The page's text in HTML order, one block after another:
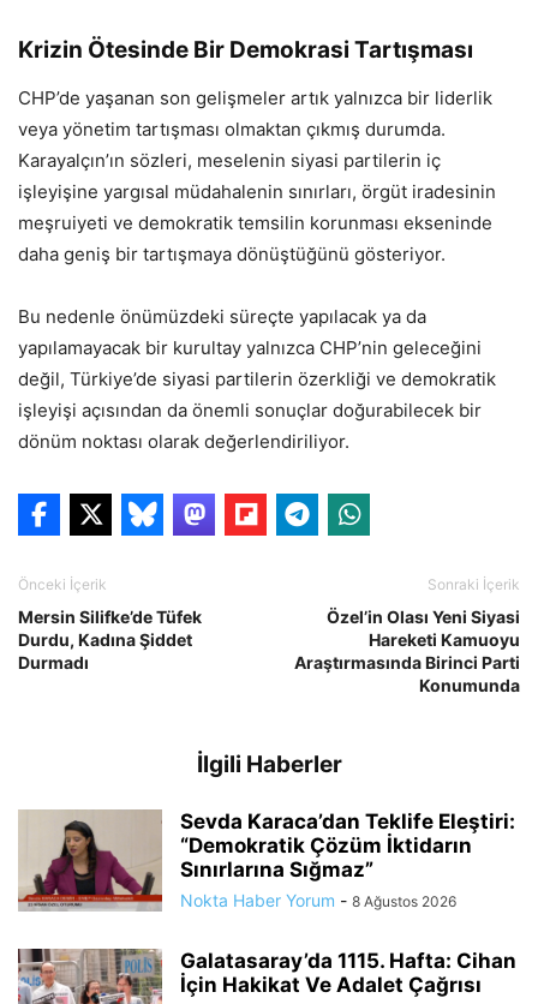
Krizin Ötesinde Bir Demokrasi Tartışması
CHP’de yaşanan son gelişmeler artık yalnızca bir liderlik
veya yönetim tartışması olmaktan çıkmış durumda.
Karayalçın’ın sözleri, meselenin siyasi partilerin iç
işleyişine yargısal müdahalenin sınırları, örgüt iradesinin
meşruiyeti ve demokratik temsilin korunması ekseninde
daha geniş bir tartışmaya dönüştüğünü gösteriyor.
Bu nedenle önümüzdeki süreçte yapılacak ya da
yapılamayacak bir kurultay yalnızca CHP’nin geleceğini
değil, Türkiye’de siyasi partilerin özerkliği ve demokratik
işleyişi açısından da önemli sonuçlar doğurabilecek bir
dönüm noktası olarak değerlendiriliyor.
Önceki İçerik
Mersin Silifke’de Tüfek
Durdu, Kadına Şiddet
Durmadı
Sonraki İçerik
Özel’in Olası Yeni Siyasi
Hareketi Kamuoyu
Araştırmasında Birinci Parti
Konumunda
İlgili Haberler
Sevda Karaca’dan Teklife Eleştiri:
“Demokratik Çözüm İktidarın
Sınırlarına Sığmaz”
Nokta Haber Yorum - 8 Ağustos 2026
Galatasaray’da 1115. Hafta: Cihan
İçin Hakikat Ve Adalet Çağrısı